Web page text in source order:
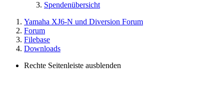
Spendenübersicht
Yamaha XJ6-N und Diversion Forum
Forum
Filebase
Downloads
Rechte Seitenleiste ausblenden